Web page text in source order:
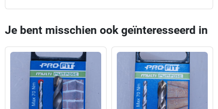
Je bent misschien ook geïnteresseerd in